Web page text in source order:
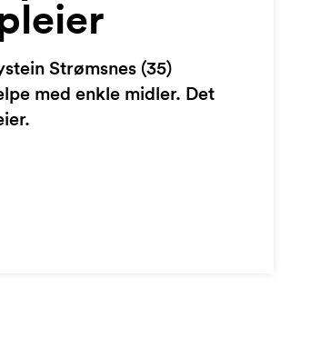
Strømsnes (35)
med enkle midler. Det